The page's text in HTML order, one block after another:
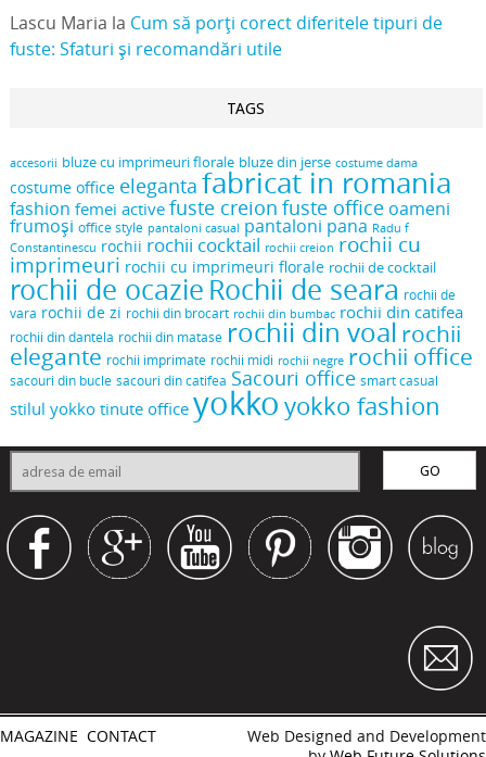
Lascu Maria la Cum să porți corect diferitele tipuri de
fuste: Sfaturi și recomandări utile
TAGS
accesorii bluze cu imprimeuri florale bluze din jerse costume dama
costume office eleganta fabricat in romania
fashion femei active fuste creion fuste office oameni
frumoși office style pantaloni casual pantaloni pana Radu f
Constantinescu rochii rochii cocktail rochii creion rochii cu
imprimeuri rochii cu imprimeuri florale rochii de cocktail
rochii de ocazie Rochii de seara rochii de
vara rochii de zi rochii din brocart rochii din bumbac rochii din catifea
rochii din dantela rochii din matase rochii din voal rochii
elegante rochii imprimate rochii midi rochii negre rochii office
sacouri din bucle sacouri din catifea Sacouri office smart casual
stilul yokko tinute office yokko yokko fashion
MAGAZINE CONTACT
Web Designed and Development